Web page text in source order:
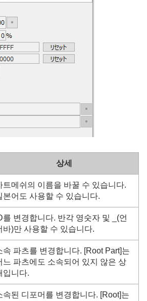
상세
트메쉬의 이름을 바꿀 수 있습니다.
본어도 사용할 수 있습니다.
를 변경합니다. 반각 영숫자 및 _(언
바)만 사용할 수 있습니다.
속 파츠를 변경합니다. [Root Part]는
느 파츠에도 소속되어 있지 않은 상
입니다.
속된 디포머를 변경합니다. [Root]는